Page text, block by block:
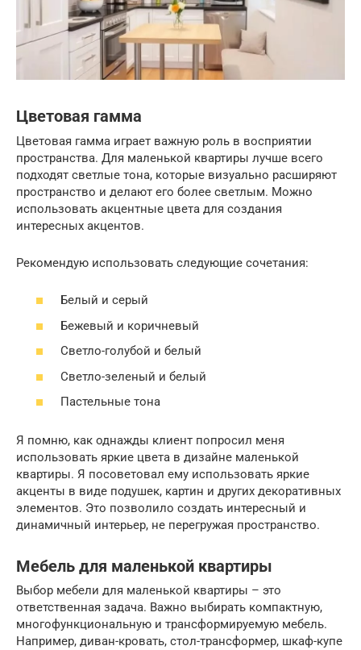
Цветовая гамма
Цветовая гамма играет важную роль в восприятии
пространства. Для маленькой квартиры лучше всего
подходят светлые тона, которые визуально расширяют
пространство и делают его более светлым. Можно
использовать акцентные цвета для создания
интересных акцентов.
Рекомендую использовать следующие сочетания:
Белый и серый
Бежевый и коричневый
Светло-голубой и белый
Светло-зеленый и белый
Пастельные тона
Я помню, как однажды клиент попросил меня
использовать яркие цвета в дизайне маленькой
квартиры. Я посоветовал ему использовать яркие
акценты в виде подушек, картин и других декоративных
элементов. Это позволило создать интересный и
динамичный интерьер, не перегружая пространство.
Мебель для маленькой квартиры
Выбор мебели для маленькой квартиры – это
ответственная задача. Важно выбирать компактную,
многофункциональную и трансформируемую мебель.
Например, диван-кровать, стол-трансформер, шкаф-купе